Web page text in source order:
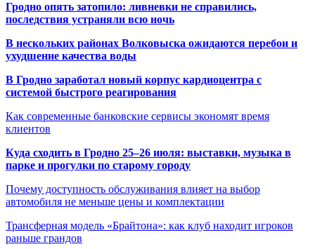
Гродно опять затопило: ливневки не справились,
последствия устраняли всю ночь
В нескольких районах Волковыска ожидаются перебои и
ухудшение качества воды
В Гродно заработал новый корпус кардиоцентра с
системой быстрого реагирования
Как современные банковские сервисы экономят время
клиентов
Куда сходить в Гродно 25–26 июля: выставки, музыка в
парке и прогулки по старому городу
Почему доступность обслуживания влияет на выбор
автомобиля не меньше цены и комплектации
Трансферная модель «Брайтона»: как клуб находит игроков
раньше грандов